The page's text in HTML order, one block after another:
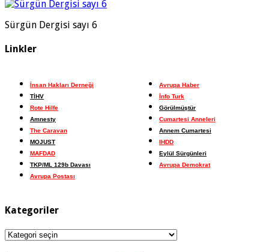
Sürgün Dergisi sayı 6
Linkler
İnsan Hakları Derneği
TİHV
Rote Hilfe
Amnesty
The Caravan
MOJUST
MAFDAD
TKP/ML 129b Davası
Avrupa Postası
Avrupa Haber
İnfo Turk
Görülmüştür
Cumartesi Anneleri
Annem Cumartesi
IHDD
Eylül Sürgünleri
Avrupa Demokrat
Kategoriler
Kategoriler